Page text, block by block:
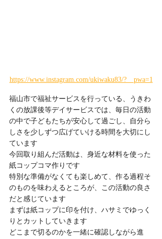
https://www.instagram.com/ukiwaku83/?__pwa=1
福山市で福祉サービスを行っている、うきわ
くの放課後等デイサービスでは、毎日の活動
の中で子どもたちが安心して過ごし、自分ら
しさを少しずつ広げていける時間を大切にし
ています
今回取り組んだ活動は、身近な材料を使った
紙コップコマ作りです
特別な準備がなくても楽しめて、作る過程そ
のものを味わえるところが、この活動の良さ
だと感じています
まずは紙コップに印を付け、ハサミでゆっく
りとカットしていきます
どこまで切るのかを一緒に確認しながら進